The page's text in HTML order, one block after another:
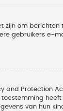
om
gebruikers e-
and
van hun